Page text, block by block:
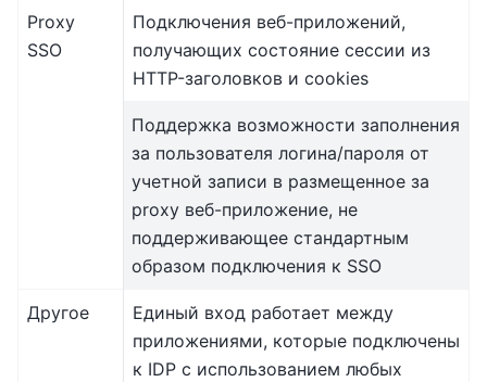
Proxy
SSO
Подключения веб-приложений,
получающих состояние сессии из
HTTP-заголовков и cookies
Поддержка возможности заполнения
за пользователя логина/пароля от
учетной записи в размещенное за
proxy веб-приложение, не
поддерживающее стандартным
образом подключения к SSO
Другое
Единый вход работает между
приложениями, которые подключены
к IDP с использованием любых